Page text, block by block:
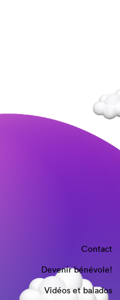
Contact
Devenir bénévole!
Vidéos et balados